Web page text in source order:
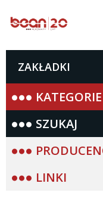
ZAKŁADKI
KATEGORIE
SZUKAJ
LINKI